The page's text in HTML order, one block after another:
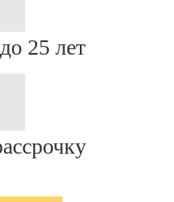
25 лет